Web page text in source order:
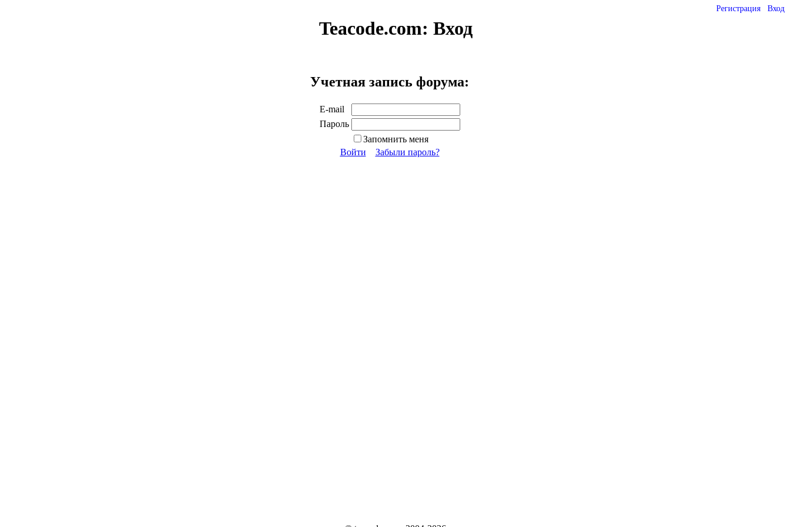
Регистрация Вход
Teacode.com: Вход
Учетная запись форума:
E-mail
Пароль
Запомнить меня
Войти
Забыли пароль?